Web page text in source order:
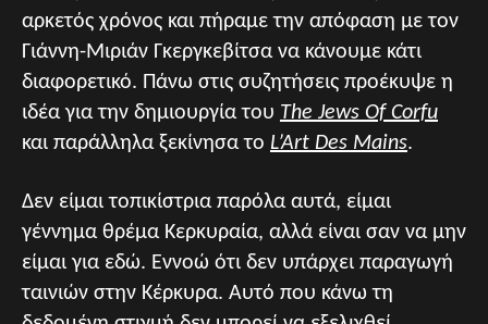
αρκετός χρόνος και πήραμε την απόφαση με τον
Γιάννη-Μιριάν Γκεργκεβίτσα να κάνουμε κάτι
διαφορετικό. Πάνω στις συζητήσεις προέκυψε η
ιδέα για την δημιουργία του The Jews Of Corfu
και παράλληλα ξεκίνησα το L’Art Des Mains.
Δεν είμαι τοπικίστρια παρόλα αυτά, είμαι
γέννημα θρέμα Κερκυραία, αλλά είναι σαν να μην
είμαι για εδώ. Εννοώ ότι δεν υπάρχει παραγωγή
ταινιών στην Κέρκυρα. Αυτό που κάνω τη